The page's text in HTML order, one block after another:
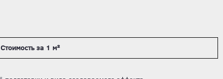
Стоимость за 1 м²